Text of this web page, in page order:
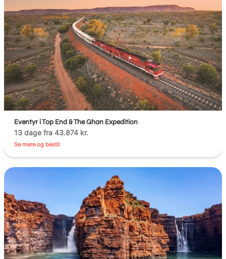
Eventyr i Top End & The Ghan Expedition
13 dage fra 43.874 kr.
Se mere og bestil